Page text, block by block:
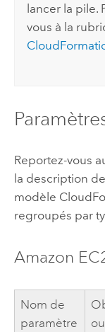
lancer la pile.
vous à la
Reportez-vous
la description
modèle
regroupés par
Amazon
Nom de
paramètre